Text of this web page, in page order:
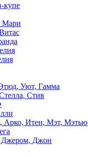
купе
Мари
Уют, Гамма
Стив
Арко, Итен, Мэт, Мэтью
Джон